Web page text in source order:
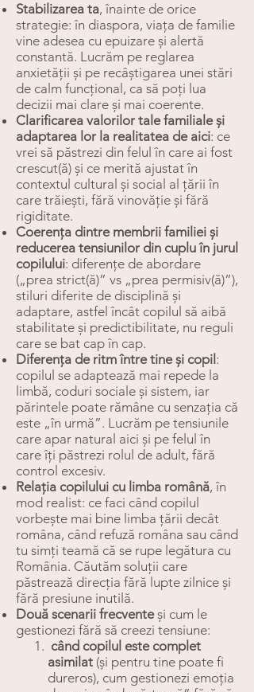
Stabilizarea ta, înainte de orice
strategie: în diaspora, viața de familie
vine adesea cu epuizare și alertă
constantă. Lucrăm pe reglarea
anxietății și pe recâștigarea unei stări
de calm funcțional, ca să poți lua
decizii mai clare și mai coerente.
Clarificarea valorilor tale familiale și
adaptarea lor la realitatea de aici: ce
vrei să păstrezi din felul în care ai fost
crescut(ă) și ce merită ajustat în
contextul cultural și social al țării în
care trăiești, fără vinovăție și fără
rigiditate.
Coerența dintre membrii familiei și
reducerea tensiunilor din cuplu în jurul
copilului: diferențe de abordare
(„prea strict(ă)” vs „prea permisiv(ă)”),
stiluri diferite de disciplină și
adaptare, astfel încât copilul să aibă
stabilitate și predictibilitate, nu reguli
care se bat cap în cap.
Diferența de ritm între tine și copil :
copilul se adaptează mai repede la
limbă, coduri sociale și sistem, iar
părintele poate rămâne cu senzația că
este „în urmă”. Lucrăm pe tensiunile
care apar natural aici și pe felul în
care îți păstrezi rolul de adult, fără
control excesiv.
Relația copilului cu limba română, în
mod realist: ce faci când copilul
vorbește mai bine limba țării decât
româna, când refuză româna sau când
tu simți teamă că se rupe legătura cu
România. Căutăm soluții care
păstrează direcția fără lupte zilnice și
fără presiune inutilă.
Două scenarii frecventeși cum le
gestionezi fără să creezi tensiune:
când copilul este complet
asimilat (și pentru tine poate fi
dureros), cum gestionezi emoția